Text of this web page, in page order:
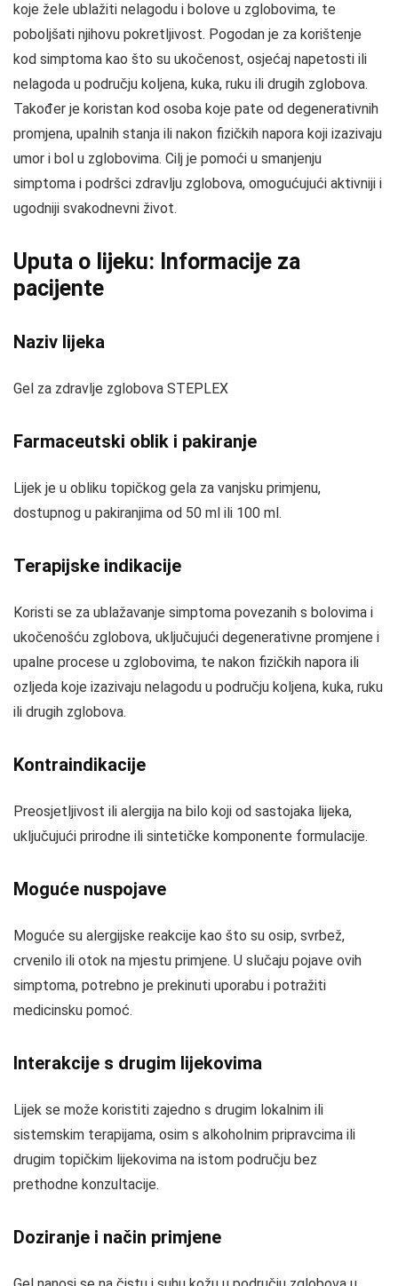
koje žele ublažiti nelagodu i bolove u zglobovima, te
poboljšati njihovu pokretljivost. Pogodan je za korištenje
kod simptoma kao što su ukočenost, osjećaj napetosti ili
nelagoda u području koljena, kuka, ruku ili drugih zglobova.
Također je koristan kod osoba koje pate od degenerativnih
promjena, upalnih stanja ili nakon fizičkih napora koji izazivaju
umor i bol u zglobovima. Cilj je pomoći u smanjenju
simptoma i podršci zdravlju zglobova, omogućujući aktivniji i
ugodniji svakodnevni život.
Uputa o lijeku: Informacije za
pacijente
Naziv lijeka
Gel za zdravlje zglobova STEPLEX
Farmaceutski oblik i pakiranje
Lijek je u obliku topičkog gela za vanjsku primjenu,
dostupnog u pakiranjima od 50 ml ili 100 ml.
Terapijske indikacije
Koristi se za ublažavanje simptoma povezanih s bolovima i
ukočenošću zglobova, uključujući degenerativne promjene i
upalne procese u zglobovima, te nakon fizičkih napora ili
ozljeda koje izazivaju nelagodu u području koljena, kuka, ruku
ili drugih zglobova.
Kontraindikacije
Preosjetljivost ili alergija na bilo koji od sastojaka lijeka,
uključujući prirodne ili sintetičke komponente formulacije.
Moguće nuspojave
Moguće su alergijske reakcije kao što su osip, svrbež,
crvenilo ili otok na mjestu primjene. U slučaju pojave ovih
simptoma, potrebno je prekinuti uporabu i potražiti
medicinsku pomoć.
Interakcije s drugim lijekovima
Lijek se može koristiti zajedno s drugim lokalnim ili
sistemskim terapijama, osim s alkoholnim pripravcima ili
drugim topičkim lijekovima na istom području bez
prethodne konzultacije.
Doziranje i način primjene